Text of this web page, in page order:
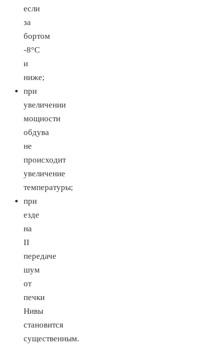
если
за
бортом
-8°С
и
ниже;
при
увеличении
мощности
обдува
не
происходит
увеличение
температуры;
при
езде
на
II
передаче
шум
от
печки
Нивы
становится
существенным.